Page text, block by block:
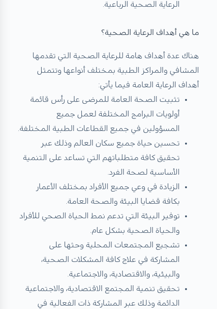
الرعاية الصحية الرباعية.
ما هي أهداف الرعاية الصحية؟
هناك عدة أهداف هامة للرعاية الصحية التي تقدمها
المشافي والمراكز الطبية بمختلف أنواعها وتتمثل
أهداف الرعاية العامة فيما يأتي:
تثبيت الصحة العامة للمرضى على رأس قائمة
أولويات البرامج المختلفة لعمل جميع
المسؤولين في جميع القطاعات الطبية المختلفة.
تحسين حياة جميع سكان العالم وذلك عبر
تحقيق كافة متطلباتهم التي تساعد على التنمية
الأساسية لصحة الفرد.
الزيادة في وعي جميع الأفراد بمختلف الأعمار
بكافة قضايا البيئة والصحة العامة.
توفير البيئة التي تدعم نمط الحياة الصحي للأفراد
والحياة الصحية بشكل عام.
تشجيع المجتمعات المحلية وحثها على
المشاركة في علاج كافة المشكلات الصحية،
والبيئية، والاقتصادية، والاجتماعية.
تحقيق تنمية المجتمع الاقتصادية، والاجتماعية
الدائمة وذلك عبر المشاركة ذات الفعالية في